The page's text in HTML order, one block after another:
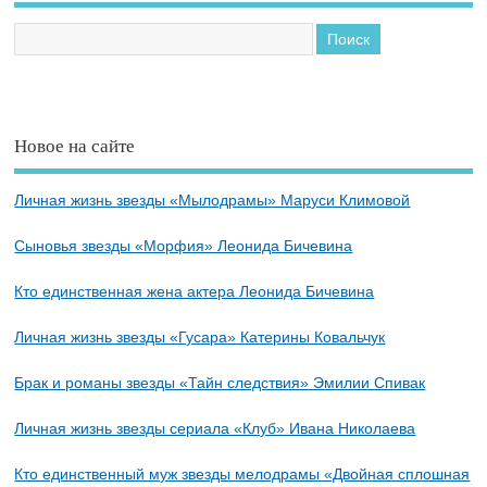
Новое на сайте
Личная жизнь звезды «Мылодрамы» Маруси Климовой
Сыновья звезды «Морфия» Леонида Бичевина
Кто единственная жена актера Леонида Бичевина
Личная жизнь звезды «Гусара» Катерины Ковальчук
Брак и романы звезды «Тайн следствия» Эмилии Спивак
Личная жизнь звезды сериала «Клуб» Ивана Николаева
Кто единственный муж звезды мелодрамы «Двойная сплошная